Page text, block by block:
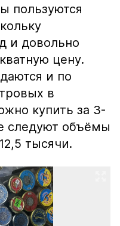
пользуются
и довольно
цену.
и по
в
купить за 3-
следуют объёмы
тысячи.